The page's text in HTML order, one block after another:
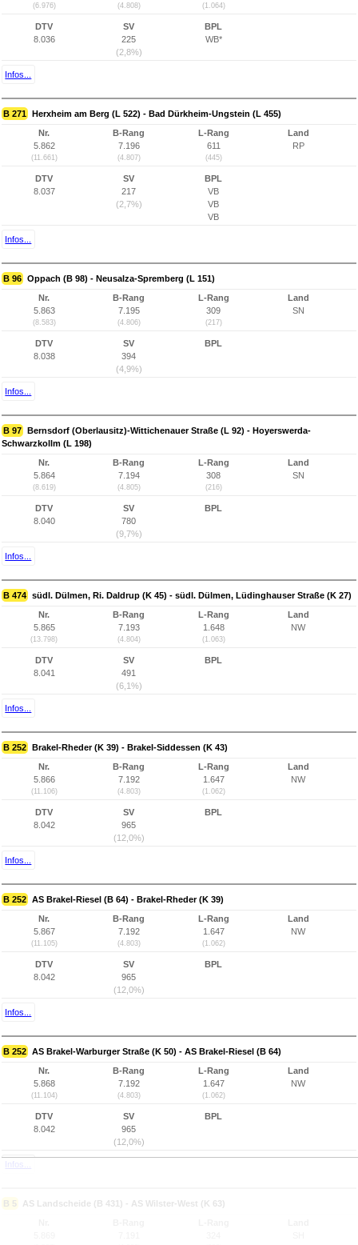
(6.976) (4.808) (1.064)
DTV
8.036
SV
225
(2,8%)
BPL
WB*
Infos...
B 271 Herxheim am Berg (L 522) - Bad Dürkheim-Ungstein (L 455)
Nr.
5.862
(11.661)
B-Rang
7.196
(4.807)
L-Rang
611
(445)
Land
RP
DTV
8.037
SV
217
(2,7%)
BPL
VB
VB
VB
Infos...
B 96 Oppach (B 98) - Neusalza-Spremberg (L 151)
Nr.
5.863
(8.583)
B-Rang
7.195
(4.806)
L-Rang
309
(217)
Land
SN
DTV
8.038
SV
394
(4,9%)
BPL
Infos...
B 97 Bernsdorf (Oberlausitz)-Wittichenauer Straße (L 92) - Hoyerswerda-
Schwarzkollm (L 198)
Nr.
5.864
(8.619)
B-Rang
7.194
(4.805)
L-Rang
308
(216)
Land
SN
DTV
8.040
SV
780
(9,7%)
BPL
Infos...
B 474 südl. Dülmen, Ri. Daldrup (K 45) - südl. Dülmen, Lüdinghauser Straße (K 27)
Nr.
5.865
(13.798)
B-Rang
7.193
(4.804)
L-Rang
1.648
(1.063)
Land
NW
DTV
8.041
SV
491
(6,1%)
BPL
Infos...
B 252 Brakel-Rheder (K 39) - Brakel-Siddessen (K 43)
Nr.
5.866
(11.106)
B-Rang
7.192
(4.803)
L-Rang
1.647
(1.062)
Land
NW
DTV
8.042
SV
965
(12,0%)
BPL
Infos...
B 252 AS Brakel-Riesel (B 64) - Brakel-Rheder (K 39)
Nr.
5.867
(11.105)
B-Rang
7.192
(4.803)
L-Rang
1.647
(1.062)
Land
NW
DTV
8.042
SV
965
(12,0%)
BPL
Infos...
B 252 AS Brakel-Warburger Straße (K 50) - AS Brakel-Riesel (B 64)
Nr.
5.868
(11.104)
B-Rang
7.192
(4.803)
L-Rang
1.647
(1.062)
Land
NW
DTV
8.042
SV
965
(12,0%)
BPL
Infos...
B 5 AS Landscheide (B 431) - AS Wilster-West (K 63)